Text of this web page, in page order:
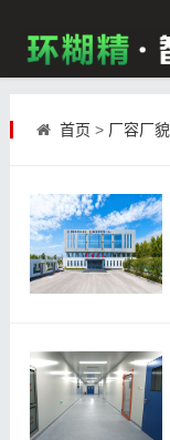
首页 > 厂容厂貌